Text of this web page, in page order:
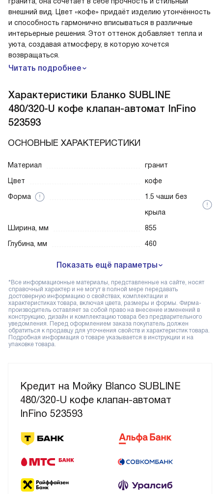
Кредит на Мойку Blanco SUBLINE
480/320-U кофе клапан-автомат
InFino 523593
внешний вид. Цвет «кофе» придаёт изделию утончённость
и способность гармонично вписываться в различные
интерьерные решения. Этот оттенок добавляет тепла и
уюта, создавая атмосферу, в которую хочется
возвращаться.
Читать подробнее
Характеристики Бланко SUBLINE
480/320-U кофе клапан-автомат InFino
523593
ОСНОВНЫЕ ХАРАКТЕРИСТИКИ
Материал
гранит
Цвет
кофе
Форма
1.5 чаши без
крыла
Ширина, мм
855
Глубина, мм
460
Показать ещё параметры
*Все информационные материалы, представленные на сайте, носят
справочный характер и не могут в полной мере передавать
достоверную информацию о свойствах, комплектации и
характеристиках товара, включая цвета, размеры и формы. Фирма-
производитель оставляет за собой право на внесение изменений в
конструкцию, дизайн и комплектацию товара без предварительного
уведомления. Перед оформлением заказа покупатель должен
обратиться к продавцу для уточнения свойств и характеристик товара.
Подробная информация о товаре указывается в инструкции и на
упаковке товара.